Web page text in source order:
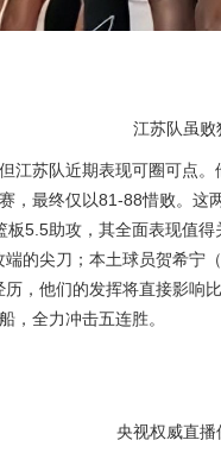
江苏队虽败
江苏队近期表现可圈可点
，最终仅以81-88惜败。
板5.5助攻，其全面表现值
的尖刀；本土球员贺希宁
，他们的发挥将直接影响
，全力冲击五连胜。
央视权威直